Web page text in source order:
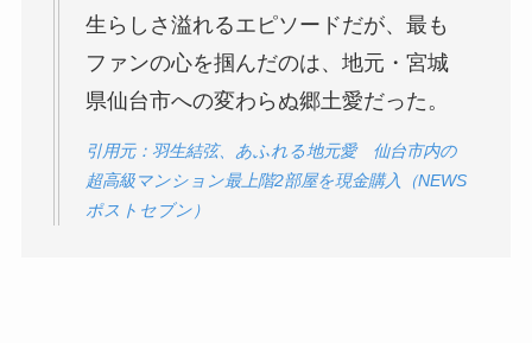
生らしさ溢れるエピソードだが、最も
ファンの心を掴んだのは、地元・宮城
県仙台市への変わらぬ郷土愛だった。
引用元：羽生結弦、あふれる地元愛 仙台市内の
超高級マンション最上階2部屋を現金購入（NEWS
ポストセブン）